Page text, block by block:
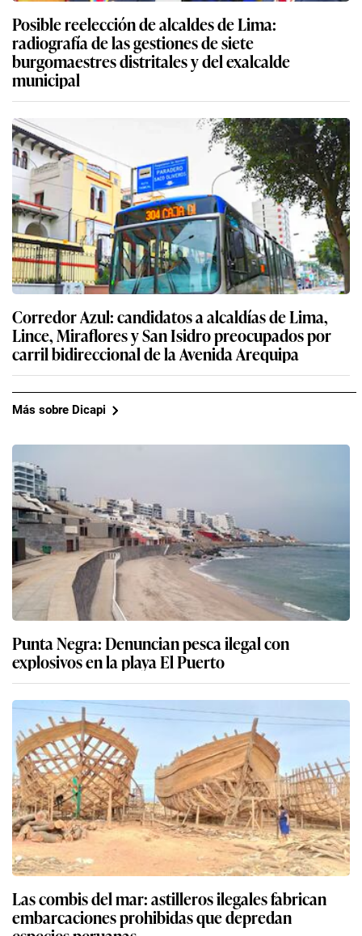
Posible reelección de alcaldes de Lima:
radiografía de las gestiones de siete
burgomaestres distritales y del exalcalde
municipal
Corredor Azul: candidatos a alcaldías de Lima,
Lince, Miraflores y San Isidro preocupados por
carril bidireccional de la Avenida Arequipa
Más sobre Dicapi
Punta Negra: Denuncian pesca ilegal con
explosivos en la playa El Puerto
Las combis del mar: astilleros ilegales fabrican
embarcaciones prohibidas que depredan